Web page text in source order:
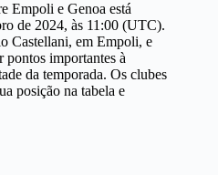
Empoli e Genoa está
de 2024, às 11:00 (UTC).
Castellani, em Empoli, e
pontos importantes à
da temporada. Os clubes
posição na tabela e